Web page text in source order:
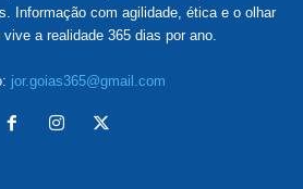
Informação com agilidade, ética e o olhar
a realidade 365 dias por ano.
jor.goias365@gmail.com